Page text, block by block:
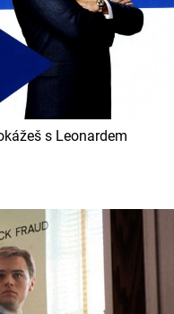
s Leonardem